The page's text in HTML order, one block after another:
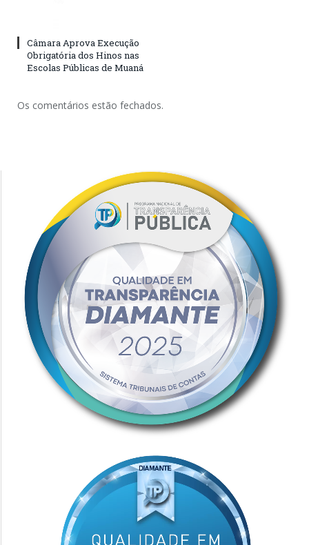
Câmara Aprova Execução
Obrigatória dos Hinos nas
Escolas Públicas de Muaná
Os comentários estão fechados.